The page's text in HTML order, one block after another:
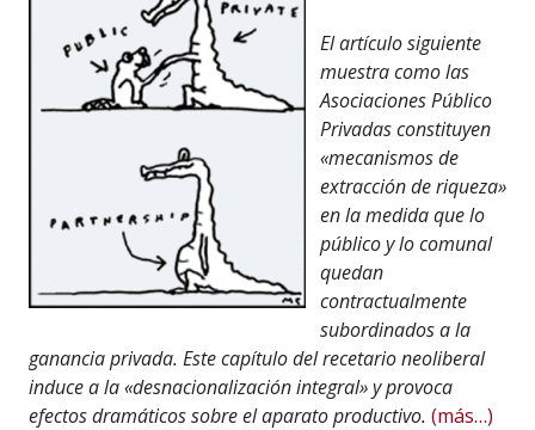
El artículo siguiente
muestra como las
Asociaciones Público
Privadas constituyen
«mecanismos de
extracción de riqueza»
en la medida que lo
público y lo comunal
quedan
contractualmente
subordinados a la
ganancia privada. Este capítulo del recetario neoliberal
induce a la «desnacionalización integral» y provoca
efectos dramáticos sobre el aparato productivo. (más…)